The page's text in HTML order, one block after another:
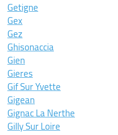
Getigne
Gex
Gez
Ghisonaccia
Gien
Gieres
Gif Sur Yvette
Gigean
Gignac La Nerthe
Gilly Sur Loire